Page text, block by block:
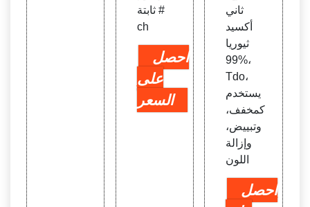
ثابتة #
ch
احصل
على
السعر
ثاني
أكسيد
ثيوريا
99%،
Tdo،
يستخدم
كمخفف،
وتبييض،
وإزالة
اللون
احصل